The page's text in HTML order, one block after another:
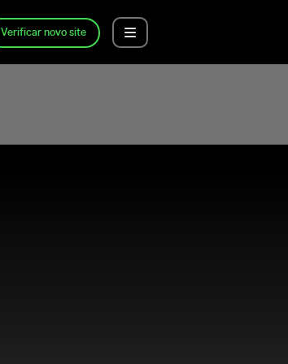
Verificar novo site